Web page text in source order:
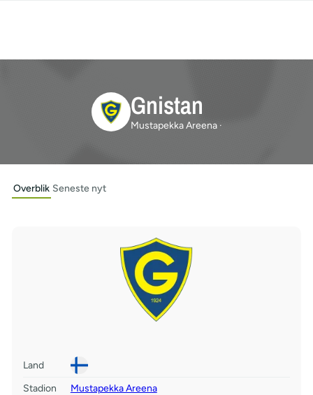
Gnistan
Mustapekka Areena ·
Overblik Seneste nyt
Land
Stadion
Mustapekka Areena